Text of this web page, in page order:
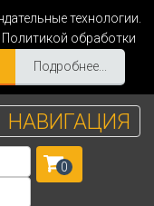
технологии.
обработки
Подробнее...
НАВИГАЦИЯ
0